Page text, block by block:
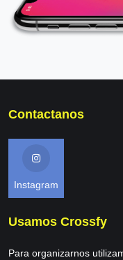
Contactanos
Instagram
Usamos Crossfy
Para organizarnos